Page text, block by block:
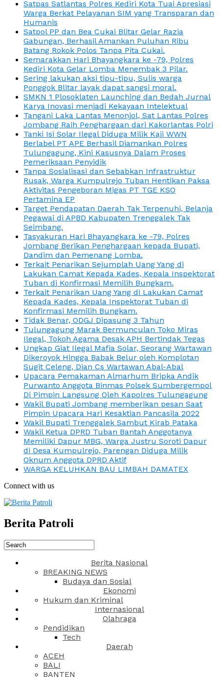
Satpas Satlantas Polres Kediri Kota Tuai Apresiasi
Warga Berkat Pelayanan SIM yang Transparan dan
Humanis
Satpol PP dan Bea Cukai Blitar Gelar Razia
Gabungan, Berhasil Amankan Puluhan Ribu
Batang Rokok Polos Tanpa Pita Cukai.
Semarakkan Hari Bhayangkara ke -79, Polres
Kediri Kota Gelar Lomba Menembak 3 Pilar.
Sering lakukan aksi tipu-tipu, Sulis warga
Ponggok Blitar layak dapat sangsi moral.
SMKN 1 Plosoklaten Launching dan Bedah Jurnal
Karya Inovasi menjadi Kekayaan Intelektual
Tangani Laka Lantas Menonjol, Sat Lantas Polres
Jombang Raih Penghargaan dari Kakorlantas Polri
Tanki Isi Solar Ilegal Diduga Milik Kaji WWN
Berlabel PT APE Berhasil Diamankan Polres
Tulungagung, Kini Kasusnya Dalam Proses
Pemeriksaan Penyidik
Tanpa Sosialisasi dan Sebabkan Infrastruktur
Rusak, Warga Kumpulrejo Tuban Hentikan Paksa
Aktivitas Pengeboran Migas PT TGE KSO
Pertamina EP
Target Pendapatan Daerah Tak Terpenuhi, Belanja
Pegawai di APBD Kabupaten Trenggalek Tak
Seimbang.
Tasyakuran Hari Bhayangkara ke -79, Polres
Jombang Berikan Penghargaan kepada Bupati,
Dandim dan Pemenang Lomba.
Terkait Penarikan Sejumplah Uang Yang di
Lakukan Camat Kepada Kades, Kepala Inspektorat
Tuban di Konfirmasi Memilih Bungkam.
Terkait Penarikan Uang Yang di Lakukan Camat
Kepada Kades, Kepala Inspektorat Tuban di
Konfirmasi Memilih Bungkam.
Tidak Benar, ODGJ Dipasung 3 Tahun
Tulungagung Marak Bermunculan Toko Miras
Ilegal, Tokoh Agama Desak APH Bertindak Tegas
Ungkap Giat Ilegal Mafia Solar, Seorang Wartawan
Dikeroyok Hingga Babak Belur oleh Komplotan
Sugit Celeng, Dian Cs Wartawan Abal-Abal
Upacara Pemakaman Almarhum Bripka Andik
Purwanto Anggota Binmas Polsek Sumbergempol
Di Pimpin Langsung Oleh Kapolres Tulungagung
Wakil Bupati Jombang memberikan pesan Saat
Pimpin Upacara Hari Kesaktian Pancasila 2022
Wakil Bupati Trenggalek Sambut Kirab Pataka
Wakil Ketua DPRD Tuban Bantah Anggotanya
Memiliki Dapur MBG, Warga Justru Soroti Dapur
di Desa Kumpulrejo, Parengan Diduga Milik
Oknum Anggota DPRD Aktif
WARGA KELUHKAN BAU LIMBAH DAMATEX
Connect with us
Berita Patroli
Berita Nasional
BREAKING NEWS
Budaya dan Sosial
Ekonomi
Hukum dan Kriminal
Internasional
Olahraga
Pendidikan
Tech
Daerah
ACEH
BALI
BANTEN